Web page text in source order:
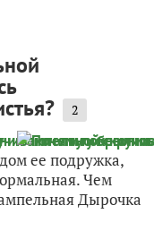
2
ее подружка,
Чем
Дырочка